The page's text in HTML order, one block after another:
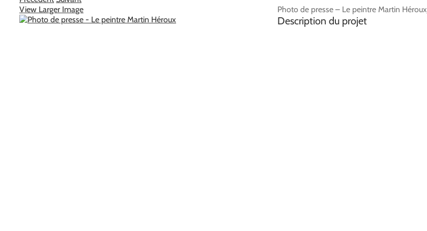
View Larger Image
Photo de presse – Le peintre Martin Héroux
Description du projet